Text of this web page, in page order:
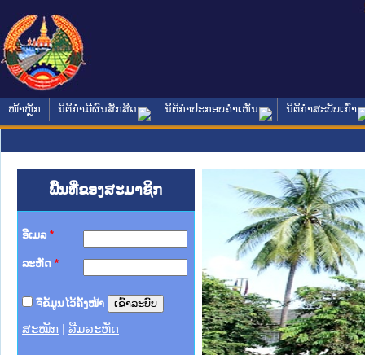
ໜ້າຫຼັກ ນິຕິກໍາມີຜົນສັກສິດ ນິຕິກໍາປະກອບຄໍາເຫັນ ນິຕິກໍາສະບັບເກົ່າ
ພື້ນທີ່ຂອງສະມາຊິກ
ອີເມລ *
ລະຫັດ *
ຈື່ຂໍ້ມູນໄວ້ຄັ້ງໜ້າ
ສະໝັກ ລືມລະຫັດ